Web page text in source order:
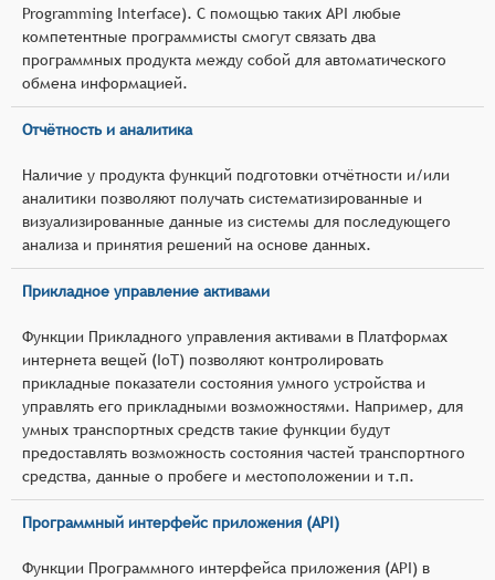
Programming Interface). С помощью таких API любые
компетентные программисты смогут связать два
программных продукта между собой для автоматического
обмена информацией.
Отчётность и аналитика
Наличие у продукта функций подготовки отчётности и/или
аналитики позволяют получать систематизированные и
визуализированные данные из системы для последующего
анализа и принятия решений на основе данных.
Прикладное управление активами
Функции Прикладного управления активами в Платформах
интернета вещей (IoT) позволяют контролировать
прикладные показатели состояния умного устройства и
управлять его прикладными возможностями. Например, для
умных транспортных средств такие функции будут
предоставлять возможность состояния частей транспортного
средства, данные о пробеге и местоположении и т.п.
Программный интерфейс приложения (API)
Функции Программного интерфейса приложения (API) в